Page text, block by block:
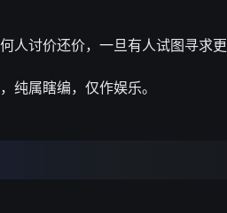
人讨价还价，一旦有人试图寻求更
纯属瞎编，仅作娱乐。